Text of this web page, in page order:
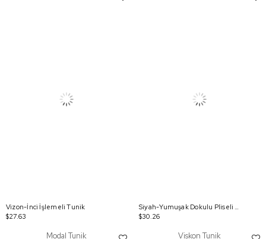
Vizon-İnci İşlemeli Tunik
$27.63
Siyah-Yumuşak Dokulu Pliseli Detaylı Tunik
$30.26
Modal Tunik Viskon Tunik